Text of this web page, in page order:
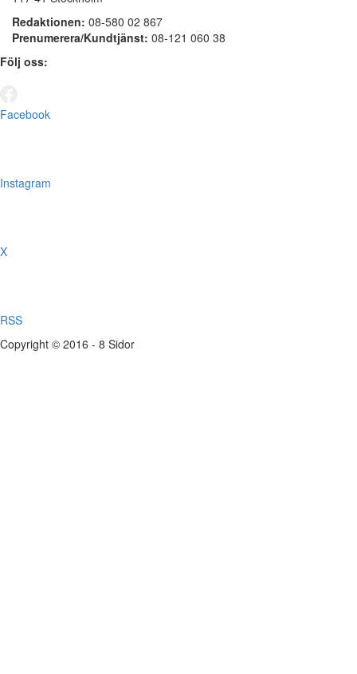
Redaktionen: 08-580 02 867
Prenumerera/Kundtjänst: 08-121 060 38
Följ oss:
Facebook
Instagram
X
RSS
Copyright © 2016 - 8 Sidor